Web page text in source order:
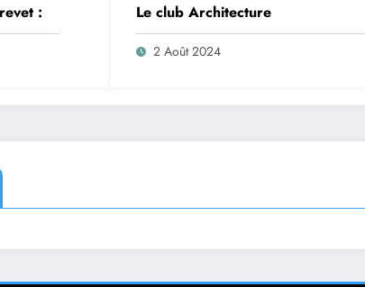
: Le club Architecture
2 Août 2024